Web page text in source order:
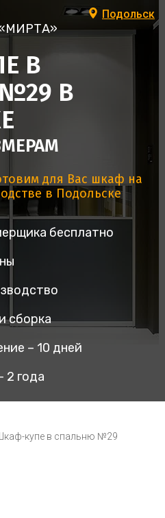
Подольск
«МИРТА»
В
В
для Вас шкаф на
в Подольске
бесплатно
сборка
– 10 дней
2 года
Шкаф-купе в спальню №29